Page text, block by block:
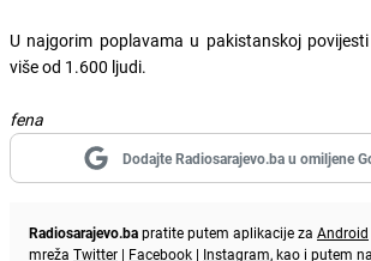
U najgorim poplavama u pakistanskoj
više od 1.600 ljudi.
fena
Dodajte Radiosarajevo.ba u omiljene
Radiosarajevo.bapratite putem aplikacije za Android
mreža Twitter | Facebook | Instagram, kao i putem